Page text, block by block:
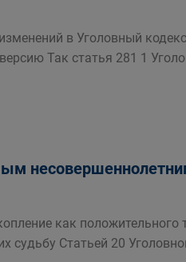
в Уголовный
Так статья 281 1
как положительного
судьбу Статьей 20